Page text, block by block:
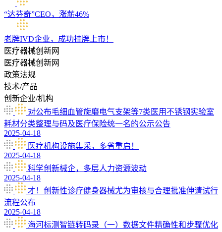
“达芬奇”CEO，涨薪46%
老牌IVD企业，成功挂牌上市！
医疗器械创新网
医疗器械创新网
政策法规
技术/产品
创新企业/机构
对公布毛细血管旋磨电气支架等7类医用不锈钢实验室
耗材分类整理与码及医疗保险统一名的公示公告
2025-04-18
医疗机构设施集采，多省重启！
2025-04-18
科学创新械企，多层人力资源波动
2025-04-18
才！创新性诊疗健身器械尤为审核与合理批准伸请试行
流程公布
2025-04-18
海河标测智链转码录（一）数据文件精确性和步骤优化